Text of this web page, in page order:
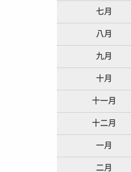
七月
八月
九月
十月
十一月
十二月
一月
二月